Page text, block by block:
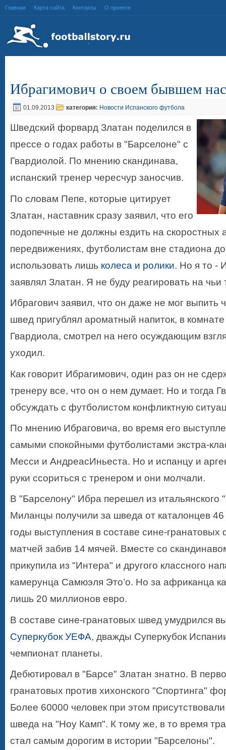
Главная Карта сайта Контакты О проекте
Ибрагимович о своем бывшем
01.09.2013 категория: Новости Испанского футбола
Шведский форвард Златан поделился в
прессе о годах работы в "Барселоне" с
Гвардиолой. По мнению скандинава,
испанский тренер чересчур заносчив.
По словам Пепе, которые цитирует
Златан, наставник сразу заявил, что его
подопечные не должны ездить на скоростных
передвижениях, футболистам вне стадиона
использовать лишь колеса и ролики. Но я то -
заявлял Златан. Я не буду реагировать на чьи
Ибрагович заявил, что он даже не мог выпить
швед пригублял ароматный напиток, в
Гвардиола, смотрел на него осуждающим
уходил.
Как говорит Ибрагимович, один раз он не
тренеру все, что он о нем думает. Но и тогда
обсуждать с футболистом конфликтную
По мнению Ибраговича, во время его
самыми спокойными футболистами экстра-
Месси и АндреасИньеста. Но и испанцу и
руки ссориться с тренером и они молчали.
В "Барселону" Ибра перешел из итальянского
Миланцы получили за шведа от каталонцев
годы выступления в составе сине-
матчей забив 14 мячей. Вместе со
прикупила из "Интера" и другого классного
камерунца Самюэля Это’о. Но за африканца
лишь 20 миллионов евро.
В составе сине-гранатовых швед умудрился
Суперкубок УЕФА, дважды Суперкубок
чемпионат планеты.
Дебютировал в "Барсе" Златан знатно. В
гранатовых против хихонского "Спортинга"
Более 60000 человек при этом
шведа на "Ноу Камп". К тому же, в то время
стал самым дорогим в истории "Барселоны".